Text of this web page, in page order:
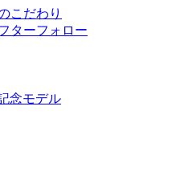
こだわり
ターフォロー
念モデル